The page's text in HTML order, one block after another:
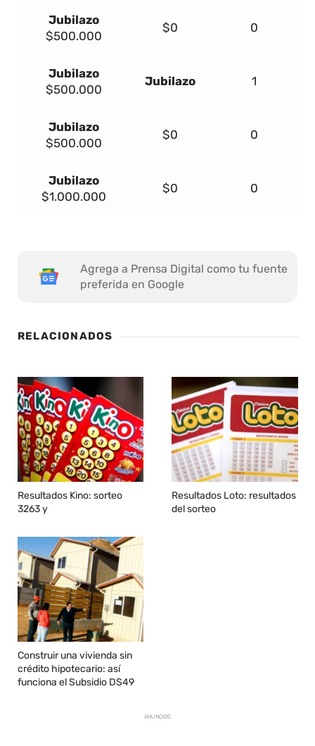
Jubilazo
$500.000
$0 0
Jubilazo
$500.000
Jubilazo 1
Jubilazo
$500.000
$0 0
Jubilazo
$1.000.000
$0 0
Agrega a Prensa Digital como tu fuente
preferida en Google
RELACIONADOS
Resultados Kino: sorteo
3263 y
Resultados Loto: resultados
del sorteo
Construir una vivienda sin
crédito hipotecario: así
funciona el Subsidio DS49
ANUNCIOS